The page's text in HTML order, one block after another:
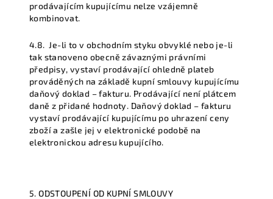
prodávajícím kupujícímu nelze vzájemně
kombinovat.
4.8. Je-li to v obchodním styku obvyklé nebo je-li
tak stanoveno obecně závaznými právními
předpisy, vystaví prodávající ohledně plateb
prováděných na základě kupní smlouvy kupujícímu
daňový doklad – fakturu. Prodávající není plátcem
daně z přidané hodnoty. Daňový doklad – fakturu
vystaví prodávající kupujícímu po uhrazení ceny
zboží a zašle jej v elektronické podobě na
elektronickou adresu kupujícího.
5. ODSTOUPENÍ OD KUPNÍ SMLOUVY